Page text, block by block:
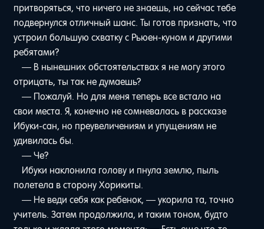
притворяться, что ничего не знаешь, но сейчас тебе
подвернулся отличный шанс. Ты готов признать, что
устроил большую схватку с Рьюен-куном и другими
ребятами?
— В нынешних обстоятельствах я не могу этого
отрицать, ты так не думаешь?
— Пожалуй. Но для меня теперь все встало на
свои места. Я, конечно не сомневалась в рассказе
Ибуки-сан, но преувеличениям и упущениям не
удивилась бы.
— Че?
Ибуки наклонила голову и пнула землю, пыль
полетела в сторону Хорикиты.
— Не веди себя как ребенок, — укорила та, точно
учитель. Затем продолжила, и таким тоном, будто